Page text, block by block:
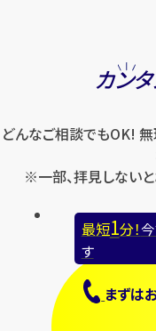
カン
どんなご相談でもOK!
※一部、拝見しない
最短1分！
す
まずは